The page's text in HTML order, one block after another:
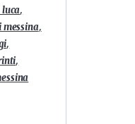
luca,
messina,
,
,